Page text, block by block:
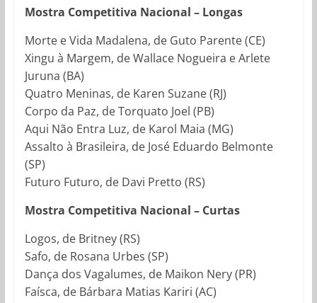
Mostra Competitiva Nacional – Longas
Morte e Vida Madalena, de Guto Parente (CE)
Xingu à Margem, de Wallace Nogueira e Arlete
Juruna (BA)
Quatro Meninas, de Karen Suzane (RJ)
Corpo da Paz, de Torquato Joel (PB)
Aqui Não Entra Luz, de Karol Maia (MG)
Assalto à Brasileira, de José Eduardo Belmonte
(SP)
Futuro Futuro, de Davi Pretto (RS)
Mostra Competitiva Nacional – Curtas
Logos, de Britney (RS)
Safo, de Rosana Urbes (SP)
Dança dos Vagalumes, de Maikon Nery (PR)
Faísca, de Bárbara Matias Kariri (AC)